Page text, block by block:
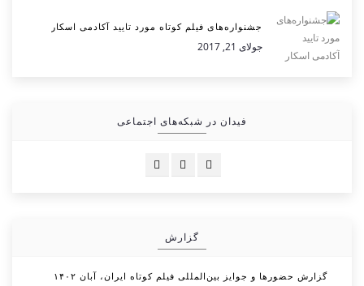
جشنواره‌های فیلم کوتاه مورد تایید آکادمی اسکار
جولای 21, 2017
فیدان در شبکه‌های اجتماعی
گزارش
گزارش حضورها و جوایز بین‌المللی فیلم کوتاه ایران، آبان ۱۴۰۲